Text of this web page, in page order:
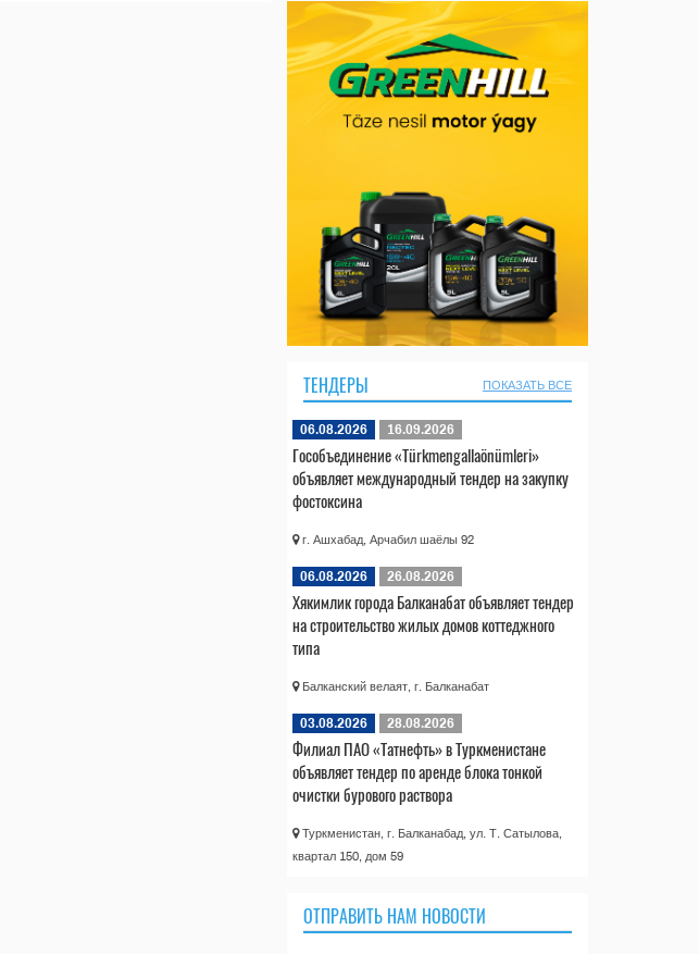
ТЕНДЕРЫ ПОКАЗАТЬ ВСЕ
06.08.2026 16.09.2026
Гособъединение «Türkmengallaönümleri»
объявляет международный тендер на закупку
фостоксина
г. Ашхабад, Арчабил шаёлы 92
06.08.2026 26.08.2026
Хякимлик города Балканабат объявляет тендер
на строительство жилых домов коттеджного
типа
Балканский велаят, г. Балканабат
03.08.2026 28.08.2026
Филиал ПАО «Татнефть» в Туркменистане
объявляет тендер по аренде блока тонкой
очистки бурового раствора
Туркменистан, г. Балканабад, ул. Т. Сатылова,
квартал 150, дом 59
ОТПРАВИТЬ НАМ НОВОСТИ